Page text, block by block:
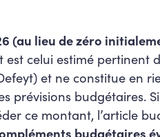
(au lieu de zéro
est celui estimé pertinent
et ne constitue en
budgétaires. Si
ce montant, l’article
budgétaires